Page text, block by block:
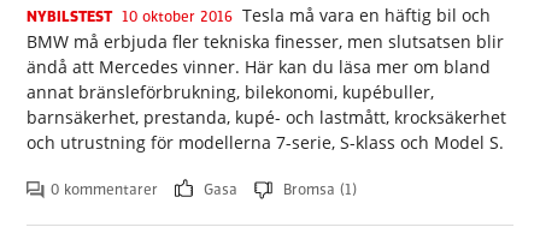
NYBILSTEST 10 oktober 2016 Tesla må vara en häftig bil och
BMW må erbjuda fler tekniska finesser, men slutsatsen blir
ändå att Mercedes vinner. Här kan du läsa mer om bland
annat bränsleförbrukning, bilekonomi, kupébuller,
barnsäkerhet, prestanda, kupé- och lastmått, krocksäkerhet
och utrustning för modellerna 7-serie, S-klass och Model S.
0 kommentarer Gasa Bromsa (1)